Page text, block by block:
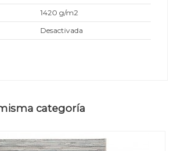
1420 g/m2
Desactivada
categoría